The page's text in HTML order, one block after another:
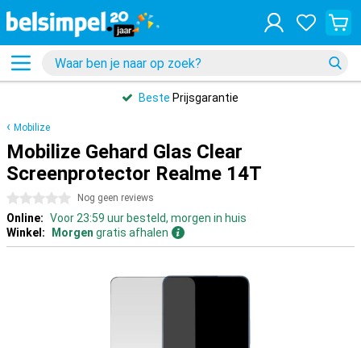
Beste Prijsgarantie
Mobilize
Mobilize Gehard Glas Clear
Screenprotector Realme 14T
0 sterren Nog geen reviews
Online: Voor 23:59 uur besteld, morgen in huis
Winkel:
Morgen gratis afhalen